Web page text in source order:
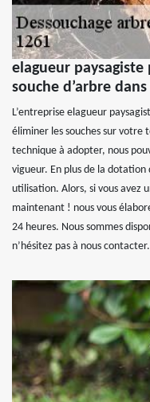
elagueur paysagiste
souche d’arbre
L’entreprise elagueur
éliminer les souches sur votre
technique à adopter, nous
vigueur. En plus de la
utilisation. Alors, si vous avez
maintenant ! nous vous
24 heures. Nous sommes
n’hésitez pas à nous contacter.